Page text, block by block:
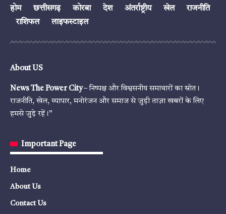
होम छत्तीसगढ़ कोरबा देश अंतर्राष्ट्रीय खेल
राजनीति
राशिफल
लाइफस्टाइल
About US
News The Power City– निष्पक्ष और विश्वसनीय समाचारों का स्रोत।
राजनीति, खेल, व्यापार, मनोरंजन और समाज से जुड़ी ताज़ा खबरों के लिए
हमसे जुड़े रहें।”
Important Page
Home
About Us
Contact Us